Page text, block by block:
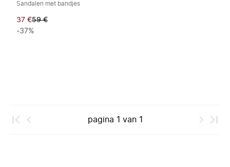
Sandalen met bandjes
37 €59 €
-37%
pagina 1 van 1